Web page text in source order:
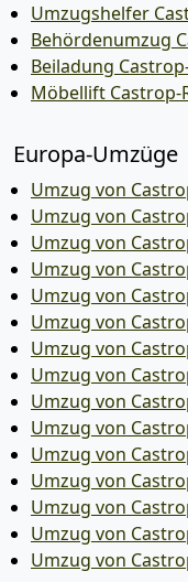
Umzugshelfer
Behördenumzug
Beiladung
Möbellift Castrop-
Europa-Umzüge
Umzug von
Umzug von
Umzug von
Umzug von
Umzug von
Umzug von
Umzug von
Umzug von
Umzug von
Umzug von
Umzug von
Umzug von
Umzug von
Umzug von
Umzug von